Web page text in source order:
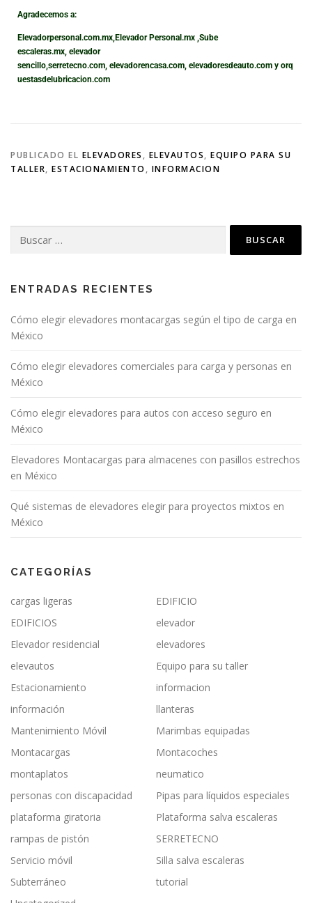
Agradecemos a:
Elevadorpersonal.com.mx Elevador Personal.mx , Sube
escaleras.mx elevador
sencillo, serretecno.com, elevadorencasa.com, elevadoresdeauto.com y orq
uestasdelubricacion.com
PUBLICADO EL ELEVADORES , ELEVAUTOS, EQUIPO PARA SU
TALLER, ESTACIONAMIENTO , INFORMACION
ENTRADAS RECIENTES
Cómo elegir elevadores montacargas según el tipo de carga en
México
Cómo elegir elevadores comerciales para carga y personas en
México
Cómo elegir elevadores para autos con acceso seguro en
México
Elevadores Montacargas para almacenes con pasillos estrechos
en México
Qué sistemas de elevadores elegir para proyectos mixtos en
México
CATEGORÍAS
cargas ligeras
EDIFICIO
EDIFICIOS
elevador
Elevador residencial
elevadores
elevautos
Equipo para su taller
Estacionamiento
informacion
información
llanteras
Mantenimiento Móvil
Marimbas equipadas
Montacargas
Montacoches
montaplatos
neumatico
personas con discapacidad
Pipas para líquidos especiales
plataforma giratoria
Plataforma salva escaleras
rampas de pistón
SERRETECNO
Servicio móvil
Silla salva escaleras
Subterráneo
tutorial